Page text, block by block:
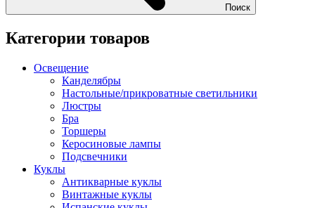
Поиск
Категории товаров
Освещение
Канделябры
Настольные/прикроватные светильники
Люстры
Бра
Торшеры
Керосиновые лампы
Подсвечники
Куклы
Антикварные куклы
Винтажные куклы